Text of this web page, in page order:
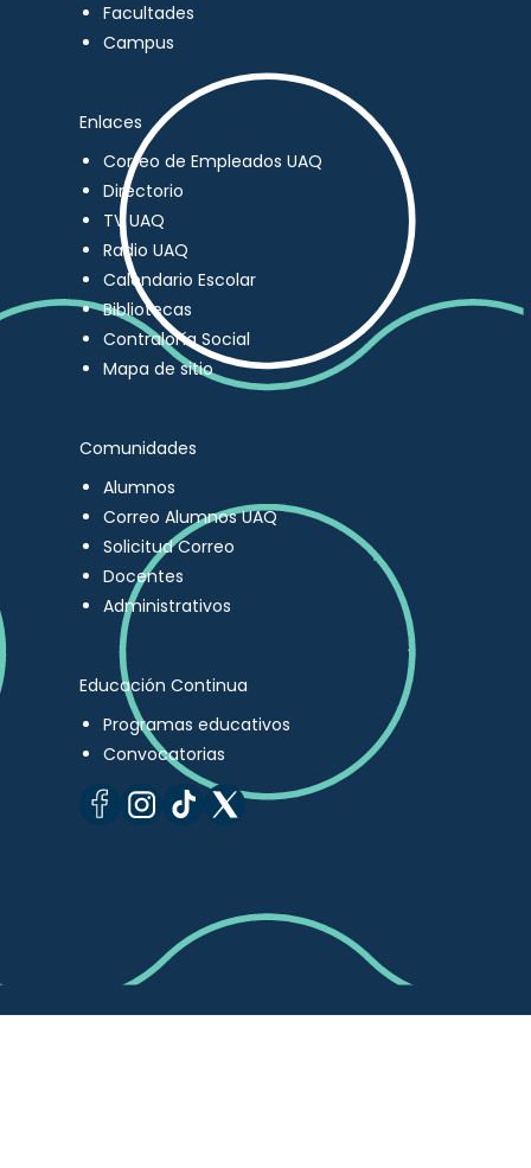
Facultades
Campus
Enlaces
Correo de Empleados UAQ
Directorio
TV UAQ
Radio UAQ
Calendario Escolar
Bibliotecas
Contraloría Social
Mapa de sitio
Comunidades
Alumnos
Correo Alumnos UAQ
Solicitud Correo
Docentes
Administrativos
Educación Continua
Programas educativos
Convocatorias